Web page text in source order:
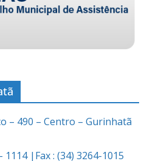
– 490 – Centro – Gurinhatã
|Fax : (34) 3264-1015